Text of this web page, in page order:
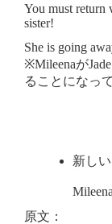
You must return
sister!
She is going
※Mileenaが
ることになっ
新し
Mileena
原文：